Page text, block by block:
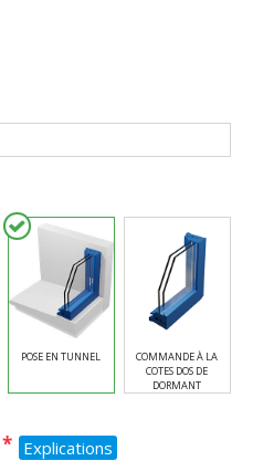
POSE EN TUNNEL
COMMANDE À LA
COTES DOS DE
DORMANT
* Explications